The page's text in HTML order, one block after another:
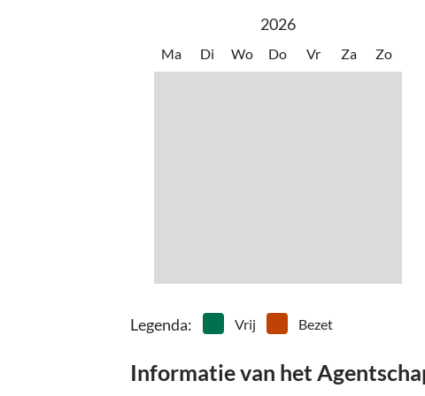
bezoek waard als dagtochten naar Lübeck en Kiel.
2026
Ma Di Wo Do Vr Za Zo
Legenda: Vrij Bezet
Informatie van het